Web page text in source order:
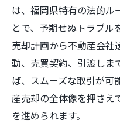
は、福岡県特有の法的ル
とで、予期せぬトラブル
売却計画から不動産会社
動、売買契約、引渡しま
ば、スムーズな取引が可
産売却の全体像を押さえ
を進められます。